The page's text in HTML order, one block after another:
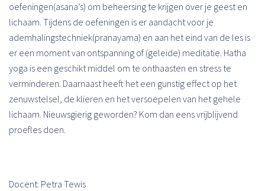
oefeningen(asana’s) om beheersing te krijgen over je geest en
lichaam. Tijdens de oefeningen is er aandacht voor je
ademhalingstechniek(pranayama) en aan het eind van de les is
er een moment van ontspanning of (geleide) meditatie. Hatha
yoga is een geschikt middel om te onthaasten en stress te
verminderen. Daarnaast heeft het een gunstig effect op het
zenuwstelsel, de klieren en het versoepelen van het gehele
lichaam. Nieuwsgierig geworden? Kom dan eens vrijblijvend
proefles doen.
Docent: Petra Tewis